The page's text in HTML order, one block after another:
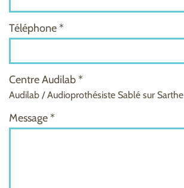
Téléphone *
Centre Audilab *
Audilab / Audioprothésiste Sablé sur Sarthe
Message *